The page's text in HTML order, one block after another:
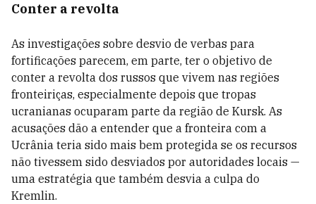
Conter a revolta
As investigações sobre desvio de verbas para
fortificações parecem, em parte, ter o objetivo de
conter a revolta dos russos que vivem nas regiões
fronteiriças, especialmente depois que tropas
ucranianas ocuparam parte da região de Kursk. As
acusações dão a entender que a fronteira com a
Ucrânia teria sido mais bem protegida se os recursos
não tivessem sido desviados por autoridades locais —
uma estratégia que também desvia a culpa do
Kremlin.